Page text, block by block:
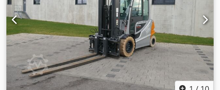
Superelastisk Bagdæk stand: 80 - 100 % Batteri Volt: 80V
Batteri Ah: 930Ah Batteri årgang: 2018 Batteri stand: 60 -
80 % Beskrivelse: Prisen inkluderer ny UVV-inspektion (vi
anvender originale Still-reservedele), kontravægten er
nylakeret, batteriet fra 2018 er serviceret og testet med
Kappa Test 76 %, lader med passende stik medfølger. Vi
organiserer gerne en billig transport for dig. Leasing med
forkøbsret er muligt! Sideskift, gaffelspreder, tredje ventil,
fjerde ventil, arbejdslys bag, arbejdslys foran,